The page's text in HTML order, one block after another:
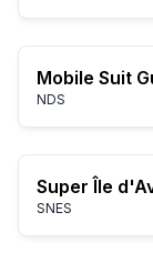
NDS
Super Île
SNES